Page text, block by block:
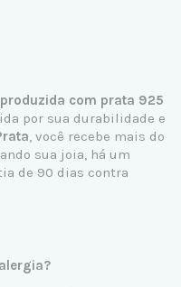
com prata 925
por sua durabilidade e
, você recebe mais do
sua joia, há um
de 90 dias contra